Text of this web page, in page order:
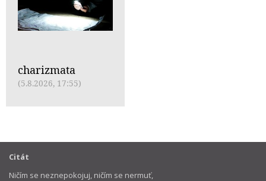
charizmata
(5.8.2026, 17:55)
Citát
Ničím se neznepokojuj, ničím se nermuť,